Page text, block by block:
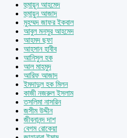
হুমায়ূন আহমেদ
হুমায়ুন আজাদ
মুহম্মদ জাফর ইকবাল
আবুল মনসুর আহমেদ
আহমদ ছফা
আহসান হাবীব
আনিসুল হক
আল মাহমুদ
আরিফ আজাদ
ইমদাদুল হক মিলন
কাজী নজরুল ইসলাম
তসলিমা নাসরিন
জসীম উদ্দীন
জীবনানন্দ দাশ
বেগম রোকেয়া